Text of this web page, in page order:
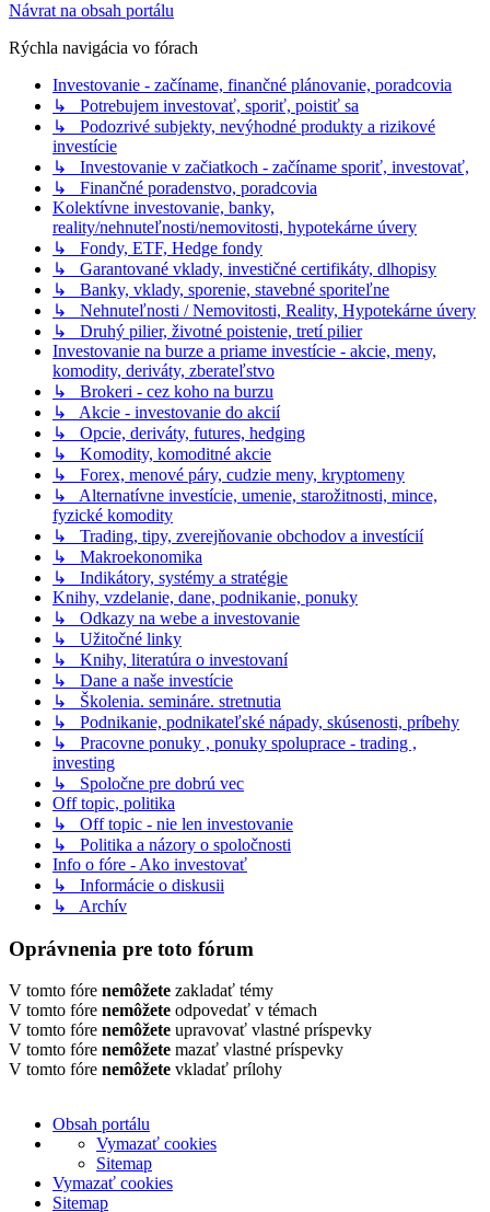
Návrat na obsah portálu
Rýchla navigácia vo fórach
Investovanie - začíname, finančné plánovanie, poradcovia
↳ Potrebujem investovať, sporiť, poistiť sa
↳ Podozrivé subjekty, nevýhodné produkty a rizikové
investície
↳ Investovanie v začiatkoch - začíname sporiť, investovať,
↳ Finančné poradenstvo, poradcovia
Kolektívne investovanie, banky,
reality/nehnuteľnosti/nemovitosti, hypotekárne úvery
↳ Fondy, ETF, Hedge fondy
↳ Garantované vklady, investičné certifikáty, dlhopisy
↳ Banky, vklady, sporenie, stavebné sporiteľne
↳ Nehnuteľnosti / Nemovitosti, Reality, Hypotekárne úvery
↳ Druhý pilier, životné poistenie, tretí pilier
Investovanie na burze a priame investície - akcie, meny,
komodity, deriváty, zberateľstvo
↳ Brokeri - cez koho na burzu
↳ Akcie - investovanie do akcií
↳ Opcie, deriváty, futures, hedging
↳ Komodity, komoditné akcie
↳ Forex, menové páry, cudzie meny, kryptomeny
↳ Alternatívne investície, umenie, starožitnosti, mince,
fyzické komodity
↳ Trading, tipy, zverejňovanie obchodov a investícií
↳ Makroekonomika
↳ Indikátory, systémy a stratégie
Knihy, vzdelanie, dane, podnikanie, ponuky
↳ Odkazy na webe a investovanie
↳ Užitočné linky
↳ Knihy, literatúra o investovaní
↳ Dane a naše investície
↳ Školenia. semináre. stretnutia
↳ Podnikanie, podnikateľské nápady, skúsenosti, príbehy
↳ Pracovne ponuky , ponuky spoluprace - trading ,
investing
↳ Spoločne pre dobrú vec
Off topic, politika
↳ Off topic - nie len investovanie
↳ Politika a názory o spoločnosti
Info o fóre - Ako investovať
↳ Informácie o diskusii
↳ Archív
Oprávnenia pre toto fórum
V tomto fóre nemôžete zakladať témy
V tomto fóre nemôžete odpovedať v témach
V tomto fóre nemôžete upravovať vlastné príspevky
V tomto fóre nemôžete mazať vlastné príspevky
V tomto fóre nemôžete vkladať prílohy
Obsah portálu
Vymazať cookies
Sitemap
Vymazať cookies
Sitemap